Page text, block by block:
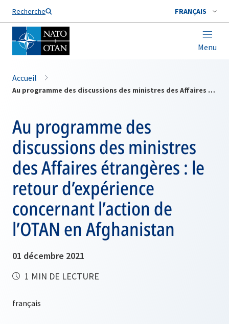
Recherche FRANÇAIS
Menu
Nom de famille*
Accueil
Au programme des discussions des ministres des Affaires étrangères : le retour d’expérience concernant l’action de l’OTAN en Afghanistan
Au programme des
discussions des ministres
des Affaires étrangères : le
retour d’expérience
concernant l’action de
l’OTAN en Afghanistan
01 décembre 2021
1 MIN DE LECTURE